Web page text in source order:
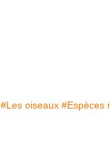
#Les oiseaux #Espèces